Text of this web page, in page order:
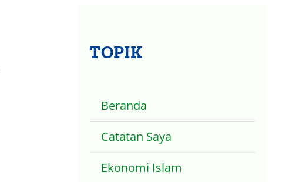
TOPIK
Beranda
Catatan Saya
Ekonomi Islam